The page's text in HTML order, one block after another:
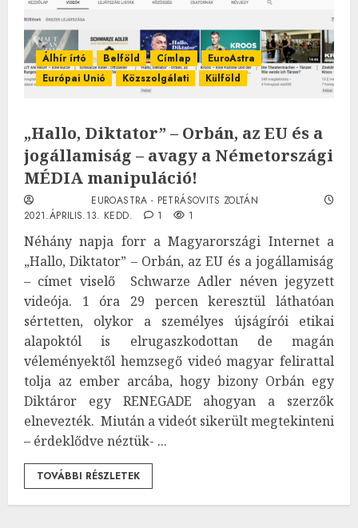
Álhír írtó Belföld Címlap
EuroAstra
Európai Unió
Közszolgálati Külföld
„Hallo, Diktator” – Orbán, az EU és a
jogállamiság – avagy a Németországi
MÉDIA manipuláció!
EUROASTRA - PETRÁSOVITS ZOLTÁN
2021.ÁPRILIS.13. KEDD.
1 1
Néhány napja forr a Magyarországi Internet a
„Hallo, Diktator” – Orbán, az EU és a jogállamiság
– címet viselő Schwarze Adler néven jegyzett
videója. 1 óra 29 percen keresztül láthatóan
sértetten, olykor a személyes újságírói etikai
alapoktól is elrugaszkodottan de magán
véleményektől hemzsegő videó magyar felirattal
tolja az ember arcába, hogy bizony Orbán egy
Diktáror egy RENEGADE ahogyan a szerzők
elnevezték. Miután a videót sikerült megtekinteni
– érdeklődve néztük- ...
TOVÁBBI RÉSZLETEK